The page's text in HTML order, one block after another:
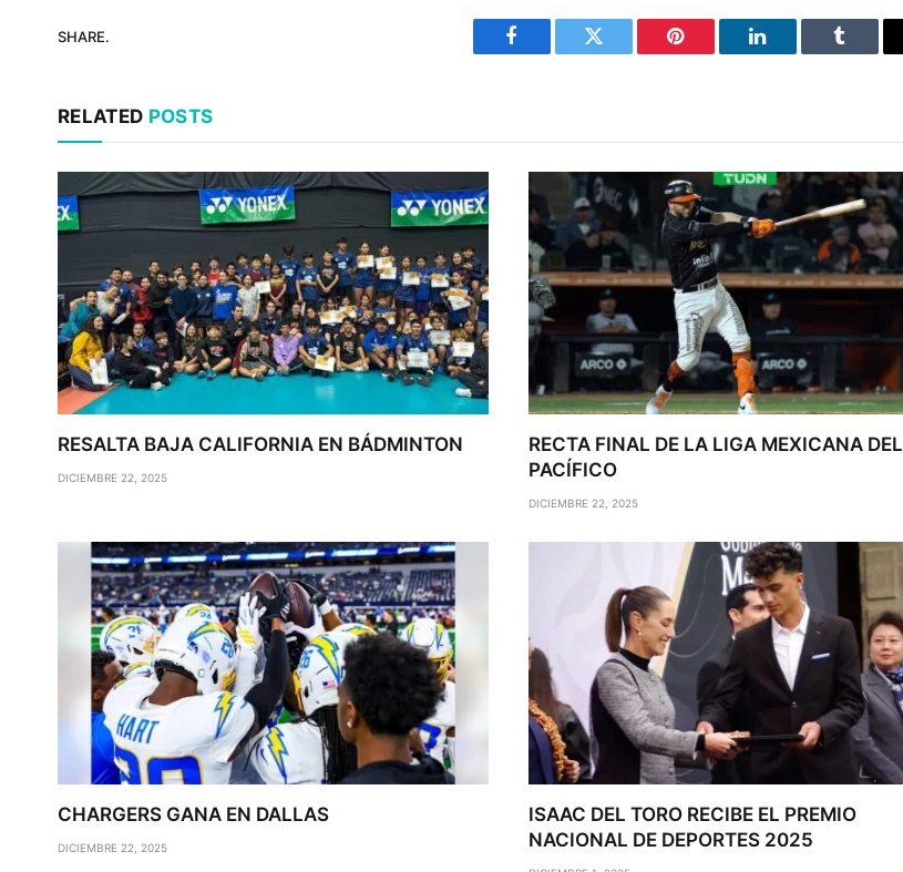
SHARE.
Facebook Twitter Pinterest LinkedIn Tumblr
RELATED POSTS
RESALTA BAJA CALIFORNIA EN BÁDMINTON
DICIEMBRE 22, 2025
RECTA FINAL DE LA LIGA MEXICANA DEL
PACÍFICO
DICIEMBRE 22, 2025
CHARGERS GANA EN DALLAS
DICIEMBRE 22, 2025
ISAAC DEL TORO RECIBE EL PREMIO
NACIONAL DE DEPORTES 2025